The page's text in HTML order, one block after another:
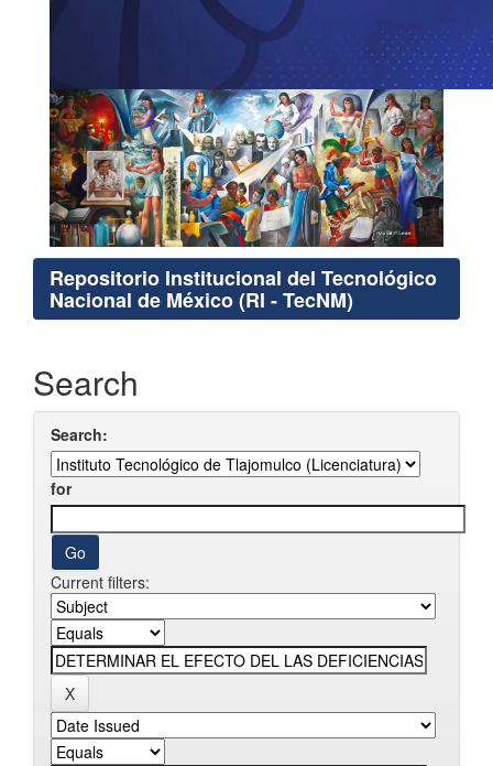
Repositorio Institucional del Tecnológico
Nacional de México (RI - TecNM)
Search
Search:
for
Current filters: